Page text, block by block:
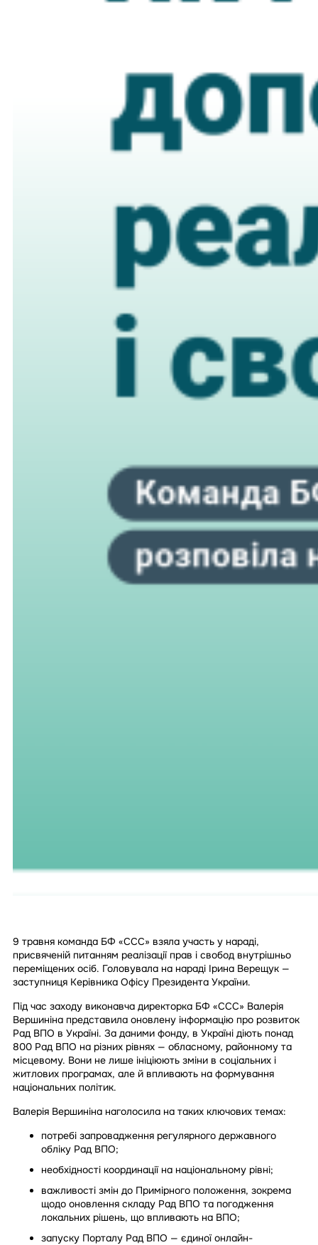
9 травня команда БФ «ССС» взяла участь у нараді,
присвяченій питанням реалізації прав і свобод внутрішньо
переміщених осіб. Головувала на нараді Ірина Верещук —
заступниця Керівника Офісу Президента України.
Під час заходу виконавча директорка БФ «ССС» Валерія
Вершиніна представила оновлену інформацію про розвиток
Рад ВПО в Україні. За даними фонду, в Україні діють понад
800 Рад ВПО на різних рівнях — обласному, районному та
місцевому. Вони не лише ініціюють зміни в соціальних і
житлових програмах, але й впливають на формування
національних політик.
Валерія Вершиніна наголосила на таких ключових темах:
потребі запровадження регулярного державного
обліку Рад ВПО;
необхідності координації на національному рівні;
важливості змін до Примірного положення, зокрема
щодо оновлення складу Рад ВПО та погодження
локальних рішень, що впливають на ВПО;
запуску Порталу Рад ВПО — єдиної онлайн-